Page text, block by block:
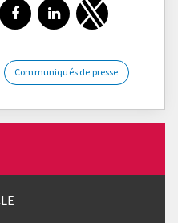
Partager sur Facebook
Partager surPartager sur
Communiqués de presse